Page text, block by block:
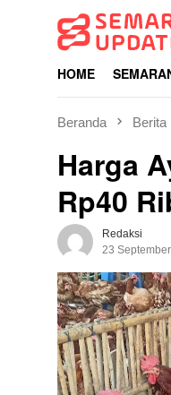
HOME
Beranda Berita
Harga
Rp40
Redaksi
23